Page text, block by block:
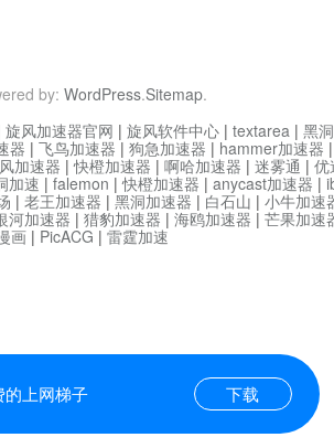
by: WordPress.Sitemap.
的上网梯子 下载
旋风加速器官网 | 旋风软件中心 | textarea | 黑
器 | 飞鸟加速器 | 狗急加速器 | hammer加速器
加速器 |快橙加速器 | 啊哈加速器 | 迷雾通 | 优
加速 | falemon |快橙加速器 | anycast加速器 |
| 老王加速器 | 黑洞加速器 | 白石山 | 小牛加速
河加速器 | 猎豹加速器 | 海鸥加速器 | 芒果加速
画 | PicACG | 雷霆加速